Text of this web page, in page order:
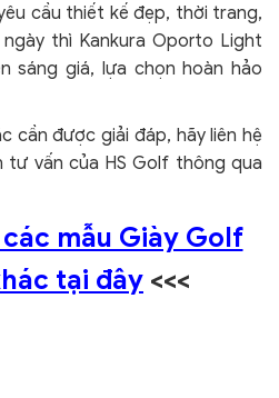
cầu thiết kế đẹp, thời trang,
thì Kankura Oporto Light
sáng giá, lựa chọn hoàn hảo
cần được giải đáp, hãy liên hệ
tư vấn của HS Golf thông qua
mẫu Giày Golf
tại đây <<<